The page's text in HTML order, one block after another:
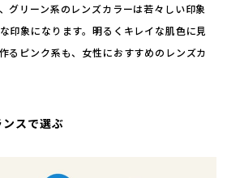
グリーン系のレンズカラーは若々しい印象
印象になります。明るくキレイな肌色に見
るピンク系も、女性におすすめのレンズカ
スで選ぶ